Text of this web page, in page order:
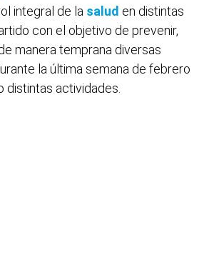
integral de la salud en distintas
con el objetivo de prevenir,
manera temprana diversas
la última semana de febrero
distintas actividades.